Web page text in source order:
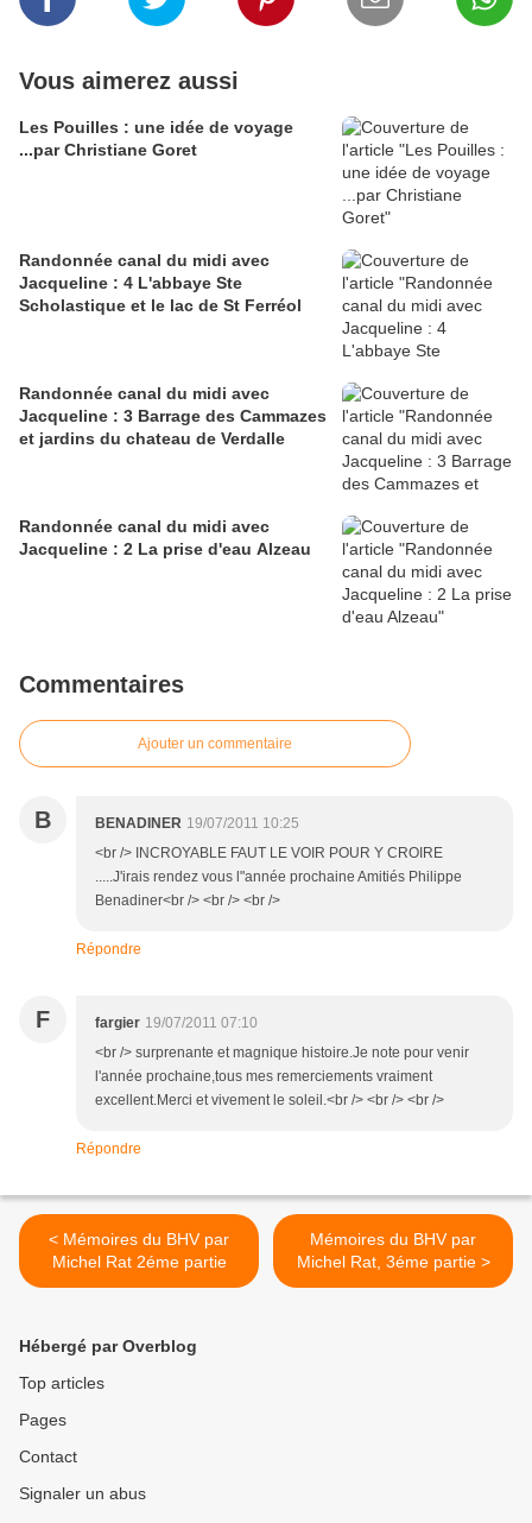
Vous aimerez aussi
Les Pouilles : une idée de voyage
...par Christiane Goret
Randonnée canal du midi avec
Jacqueline : 4 L'abbaye Ste
Scholastique et le lac de St Ferréol
Randonnée canal du midi avec
Jacqueline : 3 Barrage des Cammazes
et jardins du chateau de Verdalle
Randonnée canal du midi avec
Jacqueline : 2 La prise d'eau Alzeau
Commentaires
Ajouter un commentaire
B BENADINER 19/07/2011 10:25
<br /> INCROYABLE FAUT LE VOIR POUR Y CROIRE
.....J'irais rendez vous l"année prochaine Amitiés Philippe
Benadiner<br /> <br /> <br />
Répondre
F fargier 19/07/2011 07:10
<br /> surprenante et magnique histoire.Je note pour venir
l'année prochaine,tous mes remerciements vraiment
excellent.Merci et vivement le soleil.<br /> <br /> <br />
Répondre
< Mémoires du BHV par
Michel Rat 2éme partie
Mémoires du BHV par
Michel Rat, 3éme partie >
Hébergé par Overblog
Top articles
Pages
Contact
Signaler un abus